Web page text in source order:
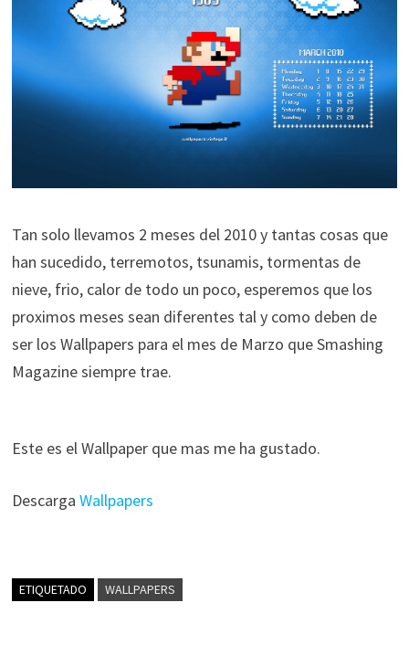
Tan solo llevamos 2 meses del 2010 y tantas cosas que
han sucedido, terremotos, tsunamis, tormentas de
nieve, frio, calor de todo un poco, esperemos que los
proximos meses sean diferentes tal y como deben de
ser los Wallpapers para el mes de Marzo que Smashing
Magazine siempre trae.
Este es el Wallpaper que mas me ha gustado.
Descarga Wallpapers
ETIQUETADO WALLPAPERS